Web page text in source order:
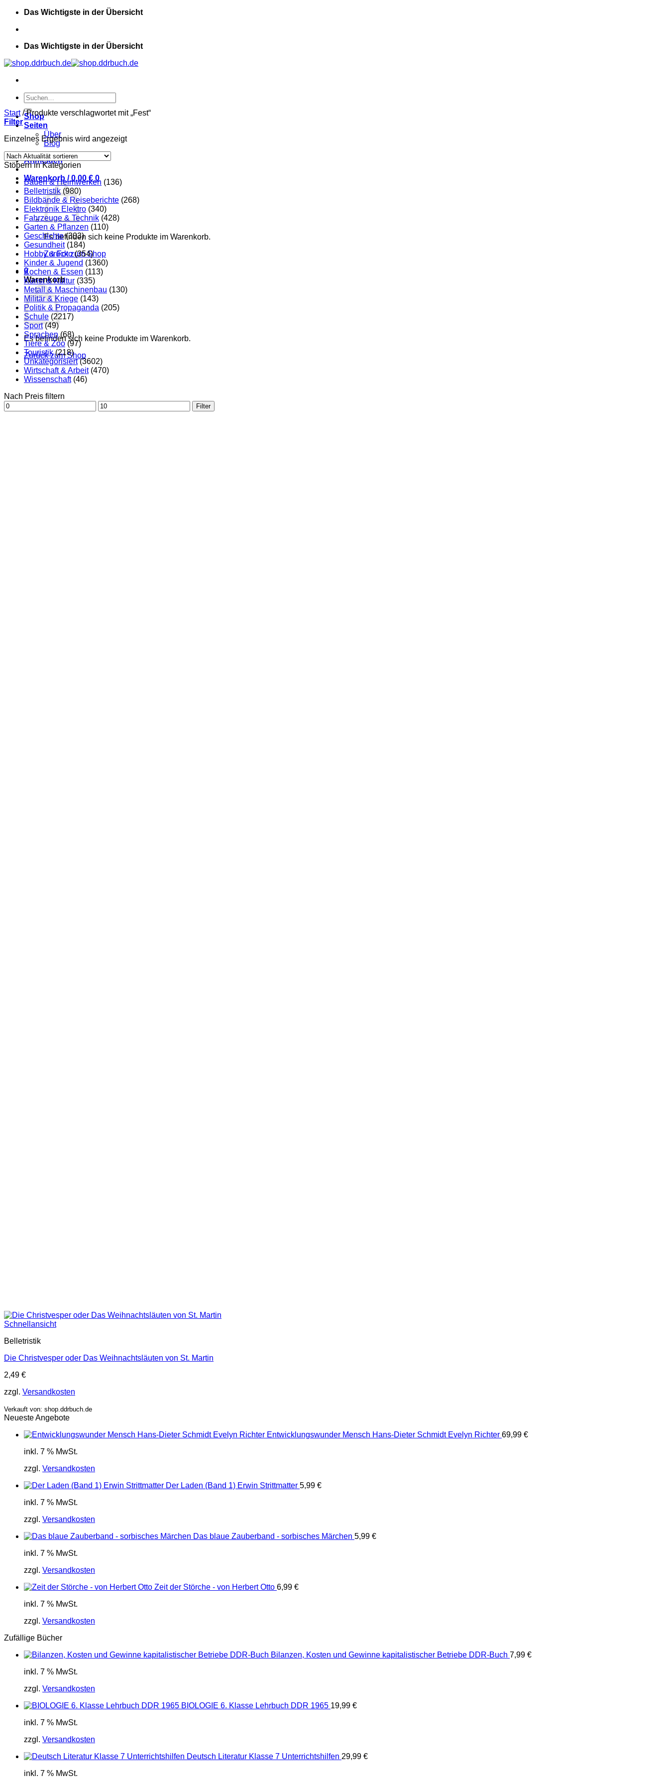
Zum
springen
Das Wichtigste in der Übersicht
Das Wichtigste in der Übersicht
Suchen
nach:
Shop
Seiten
Über
Blog
Anmelden
Warenkorb /0,00 € 0
Es befinden sich keine Produkte im Warenkorb.
Zurück zum Shop
0
Warenkorb
Es befinden sich keine Produkte im Warenkorb.
Zurück zum Shop
Start /Produkte verschlagwortet mit „Fest“
Filter
Einzelnes Ergebnis wird angezeigt
Stöbern in Kategorien
Bauen & Heimwerken (136)
Belletristik (980)
Bildbände & Reiseberichte (268)
Elektronik Elektro (340)
Fahrzeuge & Technik (428)
Garten & Pflanzen (110)
Geschichte (303)
Gesundheit (184)
Hobby & Foto (354)
Kinder & Jugend (1360)
Kochen & Essen (113)
Kunst & Kultur (335)
Metall & Maschinenbau (130)
Militär & Kriege (143)
Politik & Propaganda (205)
Schule (2217)
Sport (49)
Sprachen (68)
Tiere & Zoo (97)
Touristik (218)
Unkategorisiert (3602)
Wirtschaft & Arbeit (470)
Wissenschaft (46)
Nach Preis filtern
Min.
Preis
Max.
Preis
Filter
Schnellansicht
Belletristik
Die Christvesper oder Das Weihnachtsläuten von St. Martin
2,49 €
zzgl. Versandkosten
Verkauft von: shop.ddrbuch.de
Neueste Angebote
Entwicklungswunder Mensch Hans-Dieter Schmidt Evelyn Richter 69,99 €
inkl. 7 % MwSt.
zzgl. Versandkosten
Der Laden (Band 1) Erwin Strittmatter 5,99 €
inkl. 7 % MwSt.
zzgl. Versandkosten
Das blaue Zauberband - sorbisches Märchen 5,99 €
inkl. 7 % MwSt.
zzgl. Versandkosten
Zeit der Störche - von Herbert Otto 6,99 €
inkl. 7 % MwSt.
zzgl. Versandkosten
Zufällige Bücher
Bilanzen, Kosten und Gewinne kapitalistischer Betriebe DDR-Buch 7,99 €
inkl. 7 % MwSt.
zzgl. Versandkosten
BIOLOGIE 6. Klasse Lehrbuch DDR 1965 19,99 €
inkl. 7 % MwSt.
zzgl. Versandkosten
Deutsch Literatur Klasse 7 Unterrichtshilfen 29,99 €
inkl. 7 % MwSt.